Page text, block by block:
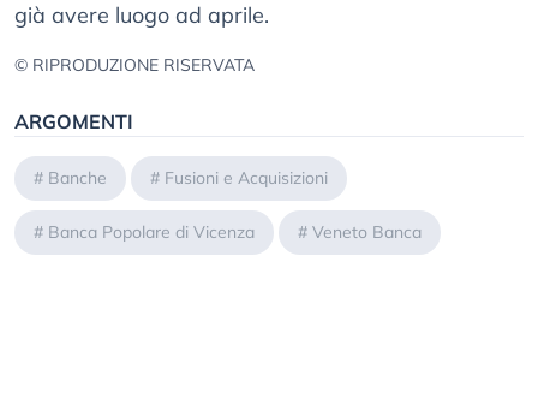
già avere luogo ad aprile.
© RIPRODUZIONE RISERVATA
ARGOMENTI
# Banche # Fusioni e Acquisizioni
# Banca Popolare di Vicenza # Veneto Banca